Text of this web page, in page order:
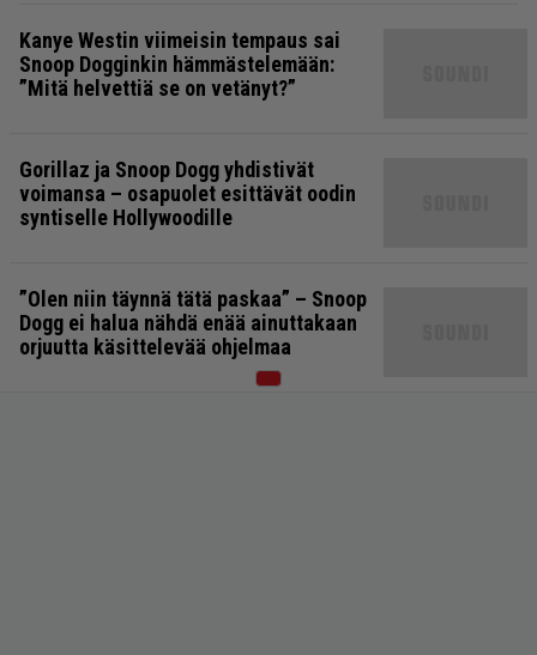
Kanye Westin viimeisin tempaus sai
Snoop Dogginkin hämmästelemään:
”Mitä helvettiä se on vetänyt?”
Gorillaz ja Snoop Dogg yhdistivät
voimansa – osapuolet esittävät oodin
syntiselle Hollywoodille
”Olen niin täynnä tätä paskaa” – Snoop
Dogg ei halua nähdä enää ainuttakaan
orjuutta käsittelevää ohjelmaa